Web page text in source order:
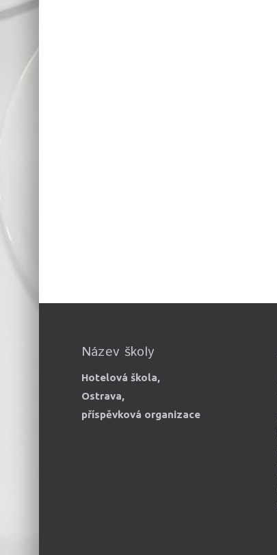
Název školy
Hotelová škola,
Ostrava,
příspěvková organizace